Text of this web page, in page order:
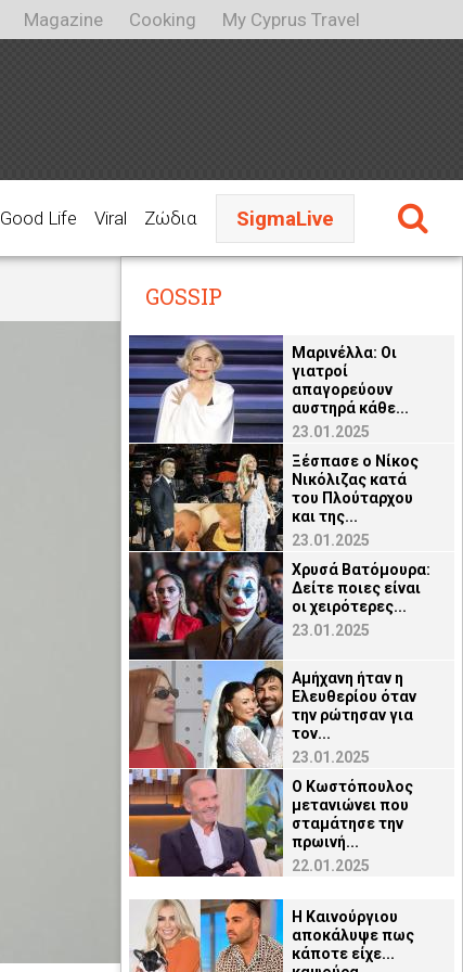
Magazine Cooking My Cyprus Travel
Good Life Viral Ζώδια SigmaLive
GOSSIP
Μαρινέλλα: Οι
γιατροί
απαγορεύουν
αυστηρά κάθε...
23.01.2025
Ξέσπασε ο Νίκος
Νικόλιζας κατά
του Πλούταρχου
και της...
23.01.2025
Χρυσά Βατόμουρα:
Δείτε ποιες είναι
οι χειρότερες...
23.01.2025
Αμήχανη ήταν η
Ελευθερίου όταν
την ρώτησαν για
τον...
23.01.2025
Ο Κωστόπουλος
μετανιώνει που
σταμάτησε την
πρωινή...
22.01.2025
Η Καινούργιου
αποκάλυψε πως
κάποτε είχε...